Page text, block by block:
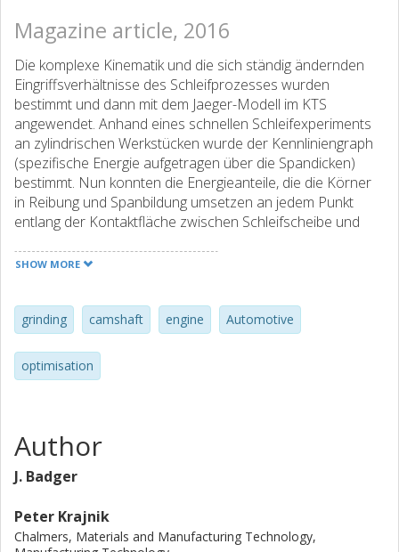
Magazine article, 2016
Die komplexe Kinematik und die sich ständig ändernden
Eingriffsverhältnisse des Schleifprozesses wurden
bestimmt und dann mit dem Jaeger-Modell im KTS
angewendet. Anhand eines schnellen Schleifexperiments
an zylindrischen Werkstücken wurde der Kennliniengraph
(spezifische Energie aufgetragen über die Spandicken)
bestimmt. Nun konnten die Energieanteile, die die Körner
in Reibung und Spanbildung umsetzen an jedem Punkt
entlang der Kontaktfläche zwischen Schleifscheibe und
konnte die erzeugte Wärmemenge bestimmt werden.
SHOW MORE
grinding camshaft engine Automotive
optimisation
Author
J. Badger
Peter Krajnik
Chalmers, Materials and Manufacturing Technology,